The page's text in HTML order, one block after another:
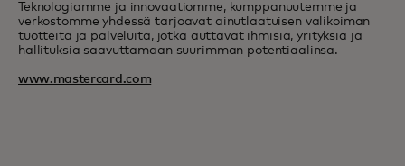
Teknologiamme ja innovaatiomme, kumppanuutemme ja
verkostomme yhdessä tarjoavat ainutlaatuisen valikoiman
tuotteita ja palveluita, jotka auttavat ihmisiä, yrityksiä ja
hallituksia saavuttamaan suurimman potentiaalinsa.
www.mastercard.com